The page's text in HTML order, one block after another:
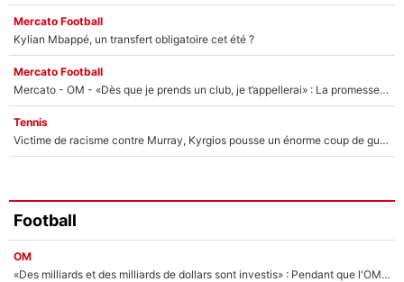
Mercato Football
Kylian Mbappé, un transfert obligatoire cet été ?
Mercato Football
Mercato - OM - «Dès que je prends un club, je t’appellerai» : La promesse de Marcelino au moment de claquer la porte
Tennis
Victime de racisme contre Murray, Kyrgios pousse un énorme coup de gueule !
Football
OM
«Des milliards et des milliards de dollars sont investis» : Pendant que l'OM est en pleine crise financière, Frank McCourt lance un nouveau projet à 260M€ !